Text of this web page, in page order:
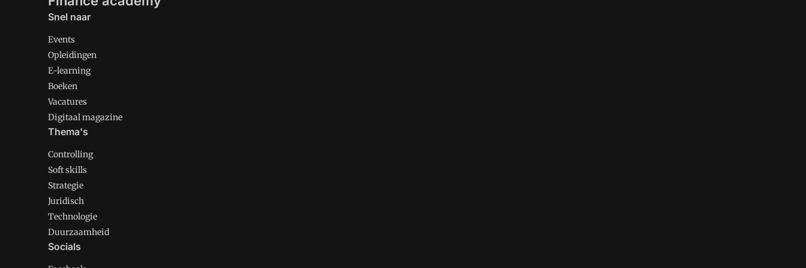
Snel naar
Events
Opleidingen
E-learning
Boeken
Vacatures
Digitaal magazine
Thema's
Controlling
Soft skills
Strategie
Juridisch
Technologie
Duurzaamheid
Socials